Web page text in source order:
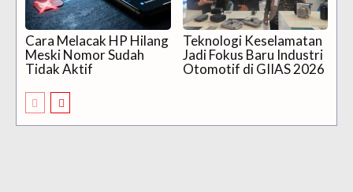
Cara Melacak HP Hilang
Meski Nomor Sudah
Tidak Aktif
Teknologi Keselamatan
Jadi Fokus Baru Industri
Otomotif di GIIAS 2026